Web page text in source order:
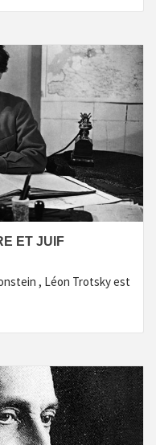
ET JUIF
, Léon Trotsky est